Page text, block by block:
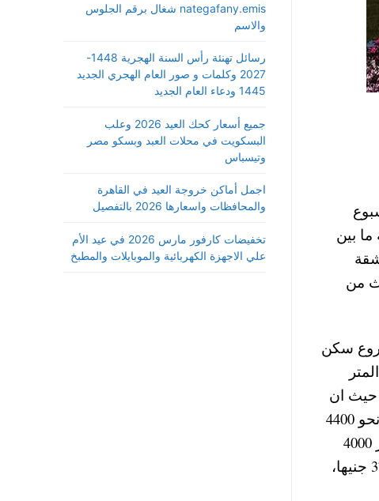
الاسبوع
الشقة ما بين
الشقة
حيث من
سكن
سجل سعر المتر
للمتر وبذلك يكون ثمن الشقة بالكامل 483000 جنيه حيث ان
مساحة الشقة هي 115 متر مربع. اما عن سعر المتر لشقق سكن مصر في مدينة دمياط الجديدة سيكوم نحو 4400
جنيها للمتر، بحيث يكون سعر الوحدة 506000 جنيه، وفي مدينة العبور سجل سعر المتر لشقق سكن مصر 4000
جنيها للمتر، ويكون ثمن الوحدة نحو 460000 جنيه، أما في مدينة المنيا الجديدة فسجل سعر المتر نحو 3700 جنيها،
nategafany.emis شغال برقم الجلوس
والاسم
رسائل تهنئة رأس السنة الهجرية 1448-
2027 وكلمات و صور العام الهجري الجديد
1445 ودعاء العام الجديد
جميع أسعار كحك العيد 2026 وعلب
البسكويت في محلات العبد وبسكو مصر
وتيسباس
اجمل أماكن خروجة العيد في القاهرة
والمحافظات واسعارها 2026 بالتفصيل
تخفيضات كارفور مارس 2026 في عيد الأم
علي الاجهزة الكهربائية والموبايلات والمطبخ